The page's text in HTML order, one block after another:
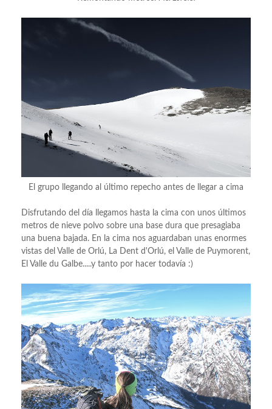
El grupo llegando al último repecho antes de llegar a cima
Disfrutando del día llegamos hasta la cima con unos últimos
metros de nieve polvo sobre una base dura que presagiaba
una buena bajada. En la cima nos aguardaban unas enormes
vistas del Valle de Orlú, La Dent d'Orlú, el Valle de Puymorent,
El Valle du Galbe.....y tanto por hacer todavía :)